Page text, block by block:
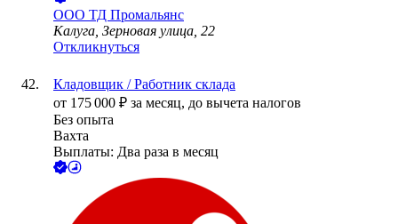
ООО ТД Промальянс
Калуга, Зерновая улица, 22
Откликнуться
Кладовщик / Работник склада
от 175 000 ₽ за месяц, до вычета налогов
Без опыта
Вахта
Выплаты: Два раза в месяц